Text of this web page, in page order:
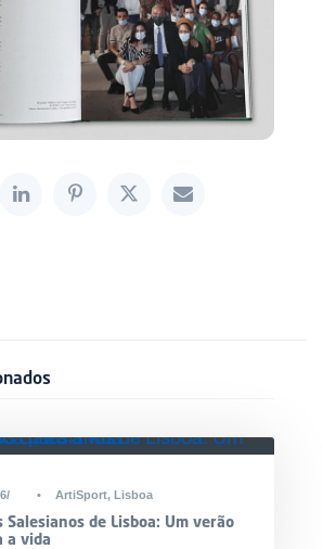
• ArtiSport, Lisboa
de Lisboa: Um verão
a vida